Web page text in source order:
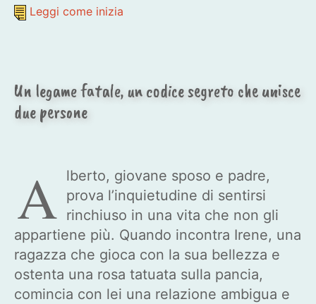
Leggi come inizia
Un legame fatale, un codice segreto che unisce
due persone
A lberto, giovane sposo e padre,
prova l’inquietudine di sentirsi
rinchiuso in una vita che non gli
appartiene più. Quando incontra Irene, una
ragazza che gioca con la sua bellezza e
ostenta una rosa tatuata sulla pancia,
comincia con lei una relazione ambigua e